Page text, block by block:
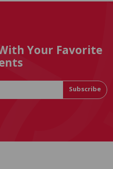
Your Favorite
Subscribe